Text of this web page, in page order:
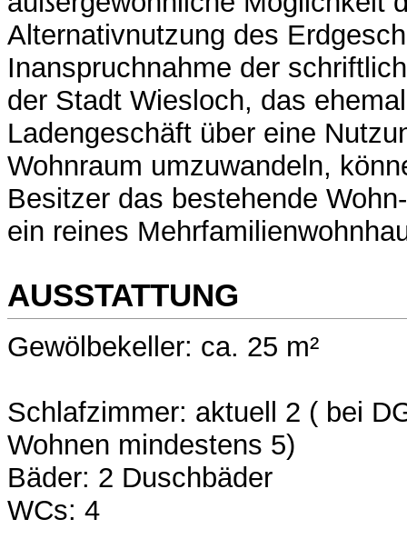
Alternativnutzung des
Inanspruchnahme der
der Stadt Wiesloch, das
Ladengeschäft über eine
Wohnraum umzuwandeln,
Besitzer das bestehende
ein reines
AUSSTATTUNG
Gewölbekeller: ca. 25 m²
Schlafzimmer: aktuell 2 ( bei
Wohnen mindestens 5)
Bäder: 2 Duschbäder
WCs: 4